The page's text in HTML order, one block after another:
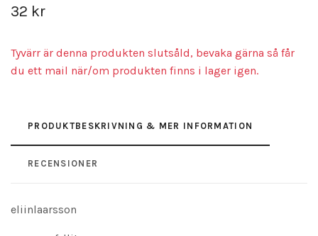
32 kr
Tyvärr är denna produkten slutsåld, bevaka gärna så får
du ett mail när/om produkten finns i lager igen.
PRODUKTBESKRIVNING & MER INFORMATION
RECENSIONER
eliinlaarsson